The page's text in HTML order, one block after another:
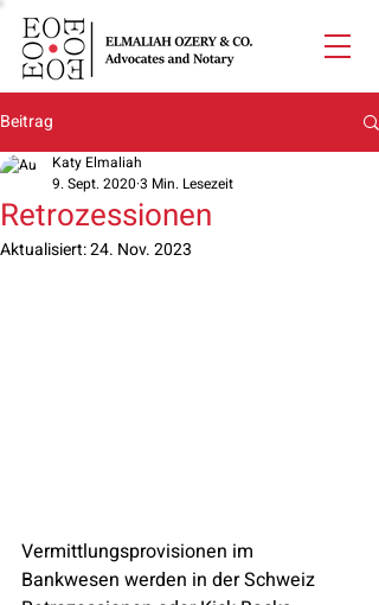
Beitrag
Retrozessionen
Katy Elmaliah
9. Sept. 2020 3 Min. Lesezeit
Aktualisiert:24. Nov. 2023
Vermittlungsprovisionen im
Bankwesen werden in der Schweiz